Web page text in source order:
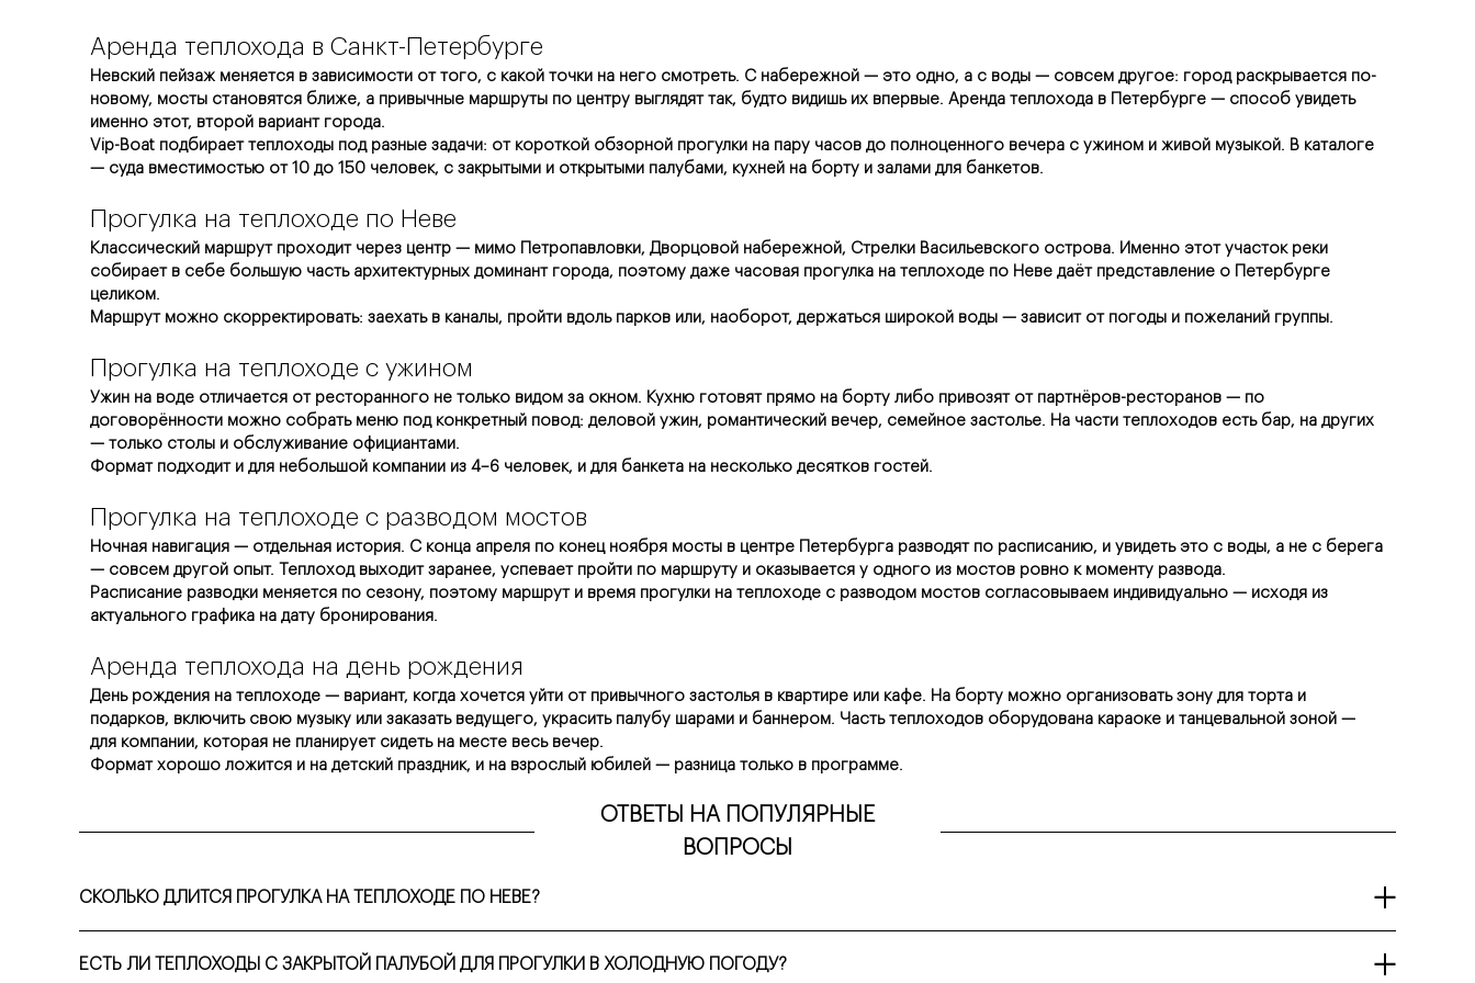
Аренда теплохода в Санкт-Петербурге
Невский пейзаж меняется в зависимости от того, с какой точки на него смотреть. С набережной — это одно, а с воды — совсем другое: город раскрывается по-
новому, мосты становятся ближе, а привычные маршруты по центру выглядят так, будто видишь их впервые. Аренда теплохода в Петербурге — способ увидеть
именно этот, второй вариант города.
Vip-Boat подбирает теплоходы под разные задачи: от короткой обзорной прогулки на пару часов до полноценного вечера с ужином и живой музыкой. В каталоге
— суда вместимостью от 10 до 150 человек, с закрытыми и открытыми палубами, кухней на борту и залами для банкетов.
Прогулка на теплоходе по Неве
Классический маршрут проходит через центр — мимо Петропавловки, Дворцовой набережной, Стрелки Васильевского острова. Именно этот участок реки
собирает в себе большую часть архитектурных доминант города, поэтому даже часовая прогулка на теплоходе по Неве даёт представление о Петербурге
целиком.
Маршрут можно скорректировать: заехать в каналы, пройти вдоль парков или, наоборот, держаться широкой воды — зависит от погоды и пожеланий группы.
Прогулка на теплоходе с ужином
Ужин на воде отличается от ресторанного не только видом за окном. Кухню готовят прямо на борту либо привозят от партнёров-ресторанов — по
договорённости можно собрать меню под конкретный повод: деловой ужин, романтический вечер, семейное застолье. На части теплоходов есть бар, на других
— только столы и обслуживание официантами.
Формат подходит и для небольшой компании из 4–6 человек, и для банкета на несколько десятков гостей.
Прогулка на теплоходе с разводом мостов
Ночная навигация — отдельная история. С конца апреля по конец ноября мосты в центре Петербурга разводят по расписанию, и увидеть это с воды, а не с берега
— совсем другой опыт. Теплоход выходит заранее, успевает пройти по маршруту и оказывается у одного из мостов ровно к моменту развода.
Расписание разводки меняется по сезону, поэтому маршрут и время прогулки на теплоходе с разводом мостов согласовываем индивидуально — исходя из
актуального графика на дату бронирования.
Аренда теплохода на день рождения
День рождения на теплоходе — вариант, когда хочется уйти от привычного застолья в квартире или кафе. На борту можно организовать зону для торта и
подарков, включить свою музыку или заказать ведущего, украсить палубу шарами и баннером. Часть теплоходов оборудована караоке и танцевальной зоной —
для компании, которая не планирует сидеть на месте весь вечер.
Формат хорошо ложится и на детский праздник, и на взрослый юбилей — разница только в программе.
ОТВЕТЫ НА ПОПУЛЯРНЫЕ
ВОПРОСЫ
СКОЛЬКО ДЛИТСЯ ПРОГУЛКА НА ТЕПЛОХОДЕ ПО НЕВЕ?
центр, но и выход к взморью.
ЕСТЬ ЛИ ТЕПЛОХОДЫ С ЗАКРЫТОЙ ПАЛУБОЙ ДЛЯ ПРОГУЛКИ В ХОЛОДНУЮ ПОГОДУ?